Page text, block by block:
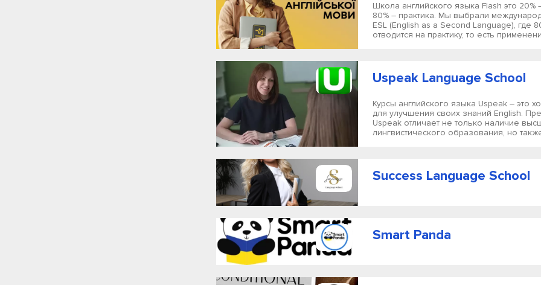
Школа английского языка Flash это 20%
80% – практика. Мы выбрали
ESL (English as a Second Language), где
отводится на практику, то есть
Uspeak Language School
Курсы английского языка Uspeak – это
для улучшения своих знаний English.
Uspeak отличает не только наличие
лингвистического образования, но
Success Language School
Smart Panda